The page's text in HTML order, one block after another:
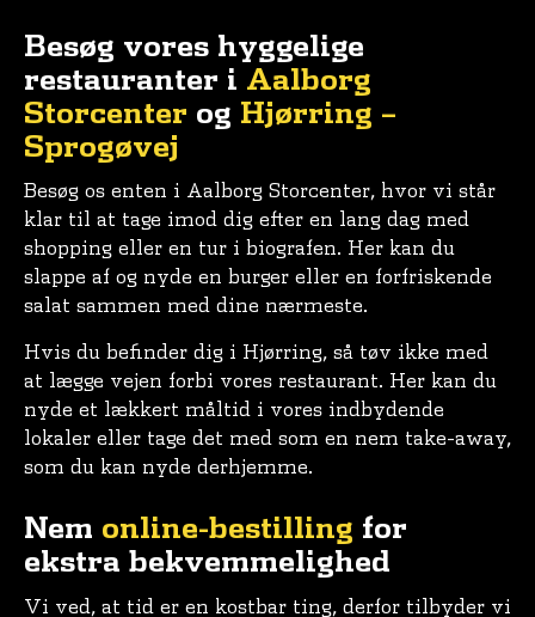
Besøg vores hyggelige
restauranter i Aalborg
Storcenter og Hjørring –
Sprogøvej
Besøg os enten i Aalborg Storcenter, hvor vi står
klar til at tage imod dig efter en lang dag med
shopping eller en tur i biografen. Her kan du
slappe af og nyde en burger eller en forfriskende
salat sammen med dine nærmeste.
Hvis du befinder dig i Hjørring, så tøv ikke med
at lægge vejen forbi vores restaurant. Her kan du
nyde et lækkert måltid i vores indbydende
lokaler eller tage det med som en nem take-away,
som du kan nyde derhjemme.
Nem online-bestilling for
ekstra bekvemmelighed
Vi ved, at tid er en kostbar ting, derfor tilbyder vi